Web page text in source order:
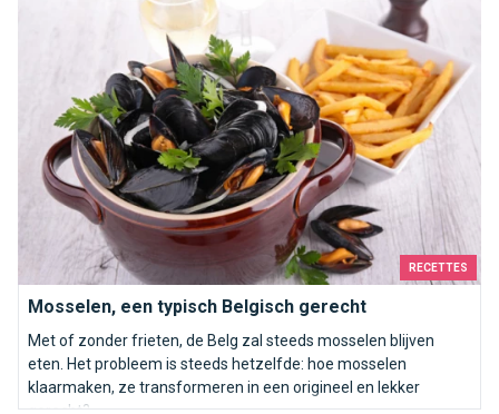
RECETTES
Mosselen, een typisch Belgisch gerecht
Met of zonder frieten, de Belg zal steeds mosselen blijven
eten. Het probleem is steeds hetzelfde: hoe mosselen
klaarmaken, ze transformeren in een origineel en lekker